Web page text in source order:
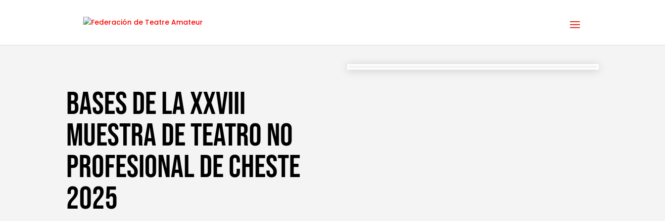
BASES DE LA XXVIII
MUESTRA DE TEATRO NO
PROFESIONAL DE CHESTE
2025